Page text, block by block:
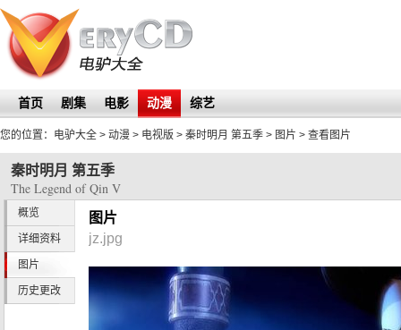
首页 剧集 电影 动漫 综艺
您的位置： 电驴大全 > 动漫 > 电视版 > 秦时明月 第五季 > 图片 > 查看图片
秦时明月 第五季
The Legend of Qin V
概览
详细资料
图片
历史更改
图片
jz.jpg